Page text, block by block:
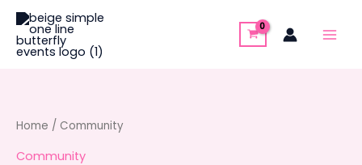
Skip
content
Home / Community
Community